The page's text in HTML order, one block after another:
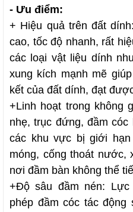
- Ưu điểm:
+ Hiệu quả trên đất
cao, tốc độ nhanh, rất
các loại vật liệu dính
xung kích mạnh mẽ
kết của đất dính, đạt
+Linh hoạt trong không
nhẹ, trục đứng, đầm
các khu vực bị giới
móng, cống thoát nước,
nơi đầm bàn không thể
+Độ sâu đầm nén:
phép đầm cóc tác